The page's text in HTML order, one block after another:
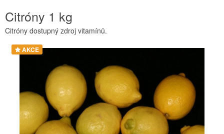
Citróny 1 kg
Citróny dostupný zdroj vitamínů.
AKCE